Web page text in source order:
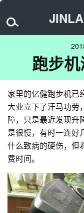
跑步
家里的亿健跑步机已
大业立下了汗马功劳
障，只是最近发现升
是很慢，有时一连好
什么致病的硬伤，但
费时间。